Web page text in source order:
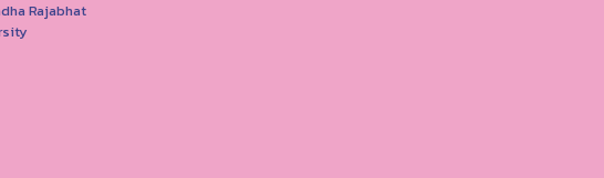
Rajabhat